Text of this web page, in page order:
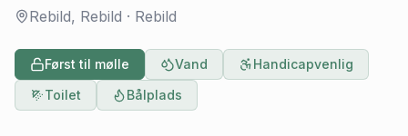
Rebild, Rebild · Rebild
Først til mølle Vand
Handicapvenlig
Toilet
Bålplads